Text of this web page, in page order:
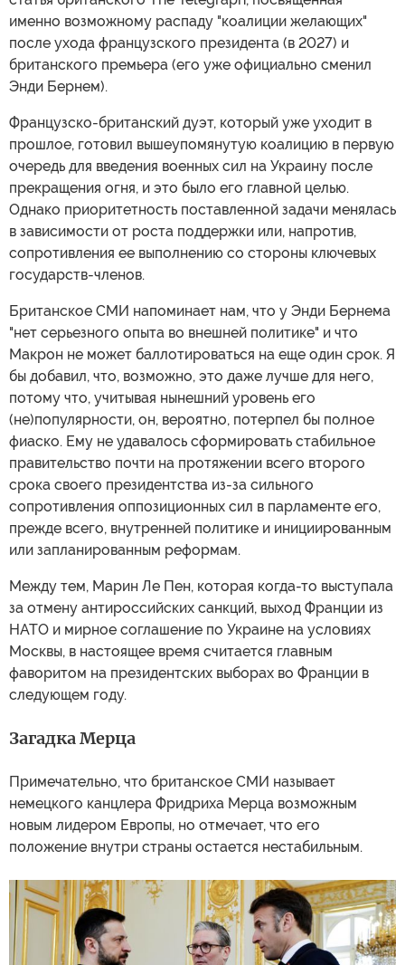
именно возможному распаду "коалиции желающих"
после ухода французского президента (в 2027) и
британского премьера (его уже официально сменил
Энди Бернем).
Французско-британский дуэт, который уже уходит в
прошлое, готовил вышеупомянутую коалицию в первую
очередь для введения военных сил на Украину после
прекращения огня, и это было его главной целью.
Однако приоритетность поставленной задачи менялась
в зависимости от роста поддержки или, напротив,
сопротивления ее выполнению со стороны ключевых
государств-членов.
Британское СМИ напоминает нам, что у Энди Бернема
"нет серьезного опыта во внешней политике" и что
Макрон не может баллотироваться на еще один срок. Я
бы добавил, что, возможно, это даже лучше для него,
потому что, учитывая нынешний уровень его
(не)популярности, он, вероятно, потерпел бы полное
фиаско. Ему не удавалось сформировать стабильное
правительство почти на протяжении всего второго
срока своего президентства из-за сильного
сопротивления оппозиционных сил в парламенте его,
прежде всего, внутренней политике и инициированным
или запланированным реформам.
Между тем, Марин Ле Пен, которая когда-то выступала
за отмену антироссийских санкций, выход Франции из
НАТО и мирное соглашение по Украине на условиях
Москвы, в настоящее время считается главным
фаворитом на президентских выборах во Франции в
следующем году.
Загадка Мерца
Примечательно, что британское СМИ называет
немецкого канцлера Фридриха Мерца возможным
новым лидером Европы, но отмечает, что его
положение внутри страны остается нестабильным.